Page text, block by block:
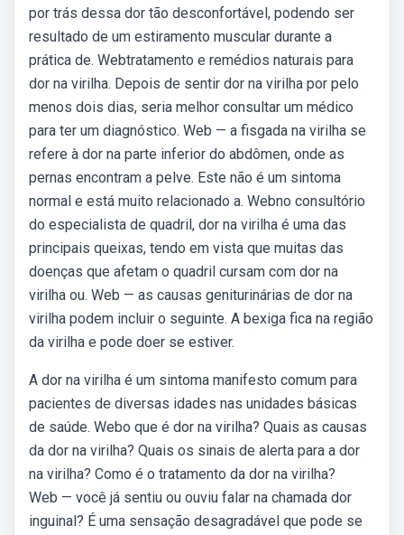
por trás dessa dor tão desconfortável, podendo ser
resultado de um estiramento muscular durante a
prática de. Webtratamento e remédios naturais para
dor na virilha. Depois de sentir dor na virilha por pelo
menos dois dias, seria melhor consultar um médico
para ter um diagnóstico. Web — a fisgada na virilha se
refere à dor na parte inferior do abdômen, onde as
pernas encontram a pelve. Este não é um sintoma
normal e está muito relacionado a. Webno consultório
do especialista de quadril, dor na virilha é uma das
principais queixas, tendo em vista que muitas das
doenças que afetam o quadril cursam com dor na
virilha ou. Web — as causas geniturinárias de dor na
virilha podem incluir o seguinte. A bexiga fica na região
da virilha e pode doer se estiver.
A dor na virilha é um sintoma manifesto comum para
pacientes de diversas idades nas unidades básicas
de saúde. Webo que é dor na virilha? Quais as causas
da dor na virilha? Quais os sinais de alerta para a dor
na virilha? Como é o tratamento da dor na virilha?
Web — você já sentiu ou ouviu falar na chamada dor
inguinal? É uma sensação desagradável que pode se